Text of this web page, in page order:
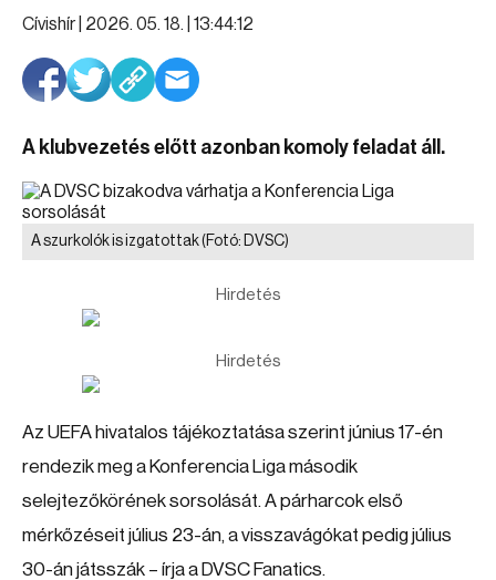
Cívishír | 2026. 05. 18. | 13:44:12
A klubvezetés előtt azonban komoly feladat áll.
A szurkolók is izgatottak(Fotó: DVSC)
Hirdetés
Hirdetés
Az UEFA hivatalos tájékoztatása szerint június 17-én
rendezik meg a Konferencia Liga második
selejtezőkörének sorsolását. A párharcok első
mérkőzéseit július 23-án, a visszavágókat pedig július
30-án játsszák – írja a DVSC Fanatics.